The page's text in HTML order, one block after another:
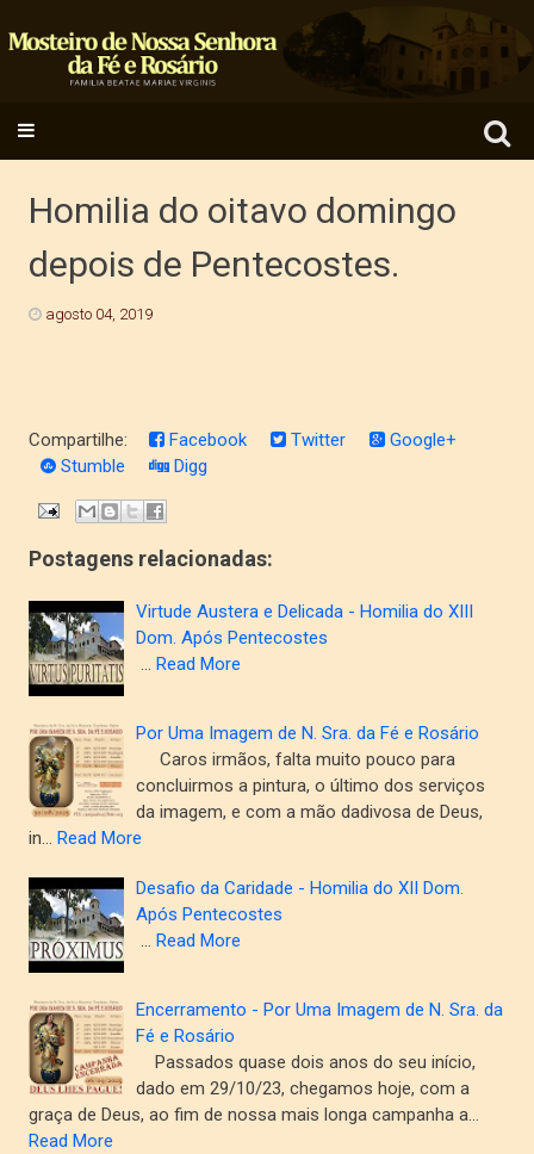
Search
for:
SKIP TO CONTENT
Homilia do oitavo domingo
depois de Pentecostes.
agosto 04, 2019
Compartilhe: Facebook Twitter
Google+
Stumble
Digg
Postagens relacionadas:
Virtude Austera e Delicada - Homilia do XIII
Dom. Após Pentecostes
… Read More
Por Uma Imagem de N. Sra. da Fé e Rosário
Caros irmãos, falta muito pouco para
concluirmos a pintura, o último dos serviços
da imagem, e com a mão dadivosa de Deus,
in… Read More
Desafio da Caridade - Homilia do XII Dom.
Após Pentecostes
… Read More
Encerramento - Por Uma Imagem de N. Sra. da
Fé e Rosário
Passados quase dois anos do seu início,
dado em 29/10/23, chegamos hoje, com a
graça de Deus, ao fim de nossa mais longa campanha a…
Read More